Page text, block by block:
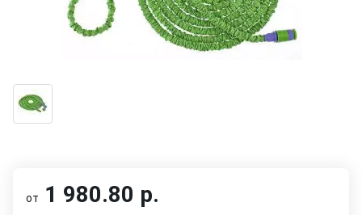
от 1 980.80 р.